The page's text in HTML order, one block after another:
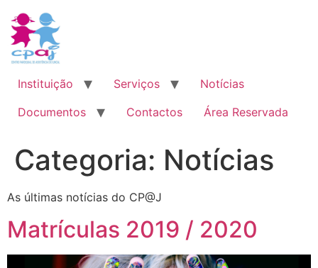
para
conteúdo
Instituição
Serviços
Notícias
Documentos
Contactos Área Reservada
Categoria: Notícias
As últimas notícias do CP@J
Matrículas 2019 / 2020